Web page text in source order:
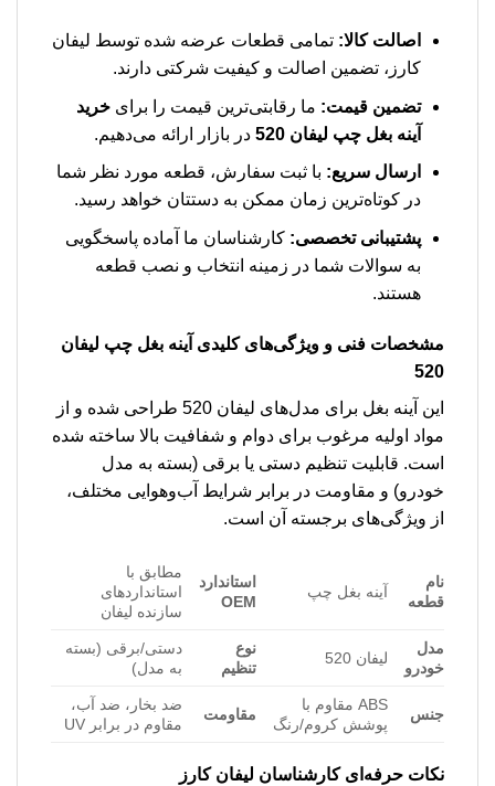
اصالت کالا: تمامی قطعات عرضه شده توسط لیفان
کارز، تضمین اصالت و کیفیت شرکتی دارند.
تضمین قیمت: ما رقابتی‌ترین قیمت را برای خرید
آینه بغل چپ لیفان 520
در بازار ارائه می‌دهیم.
ارسال سریع: با ثبت سفارش، قطعه مورد نظر شما
در کوتاه‌ترین زمان ممکن به دستتان خواهد رسید.
پشتیبانی تخصصی: کارشناسان ما آماده پاسخگویی
به سوالات شما در زمینه انتخاب و نصب قطعه
هستند.
مشخصات فنی و ویژگی‌های کلیدی آینه بغل چپ لیفان
520
این آینه بغل برای مدل‌های لیفان 520 طراحی شده و از
مواد اولیه مرغوب برای دوام و شفافیت بالا ساخته شده
است. قابلیت تنظیم دستی یا برقی (بسته به مدل
خودرو) و مقاومت در برابر شرایط آب‌وهوایی مختلف،
از ویژگی‌های برجسته آن است.
نام
قطعه
آینه بغل چپ
استاندارد
OEM
مطابق با
استانداردهای
سازنده لیفان
مدل
خودرو
لیفان 520
نوع
تنظیم
دستی/برقی (بسته
به مدل)
جنس
ABS مقاوم با
پوشش کروم/رنگ
مقاومت
ضد بخار، ضد آب،
مقاوم در برابر UV
نکات حرفه‌ای کارشناسان لیفان کارز